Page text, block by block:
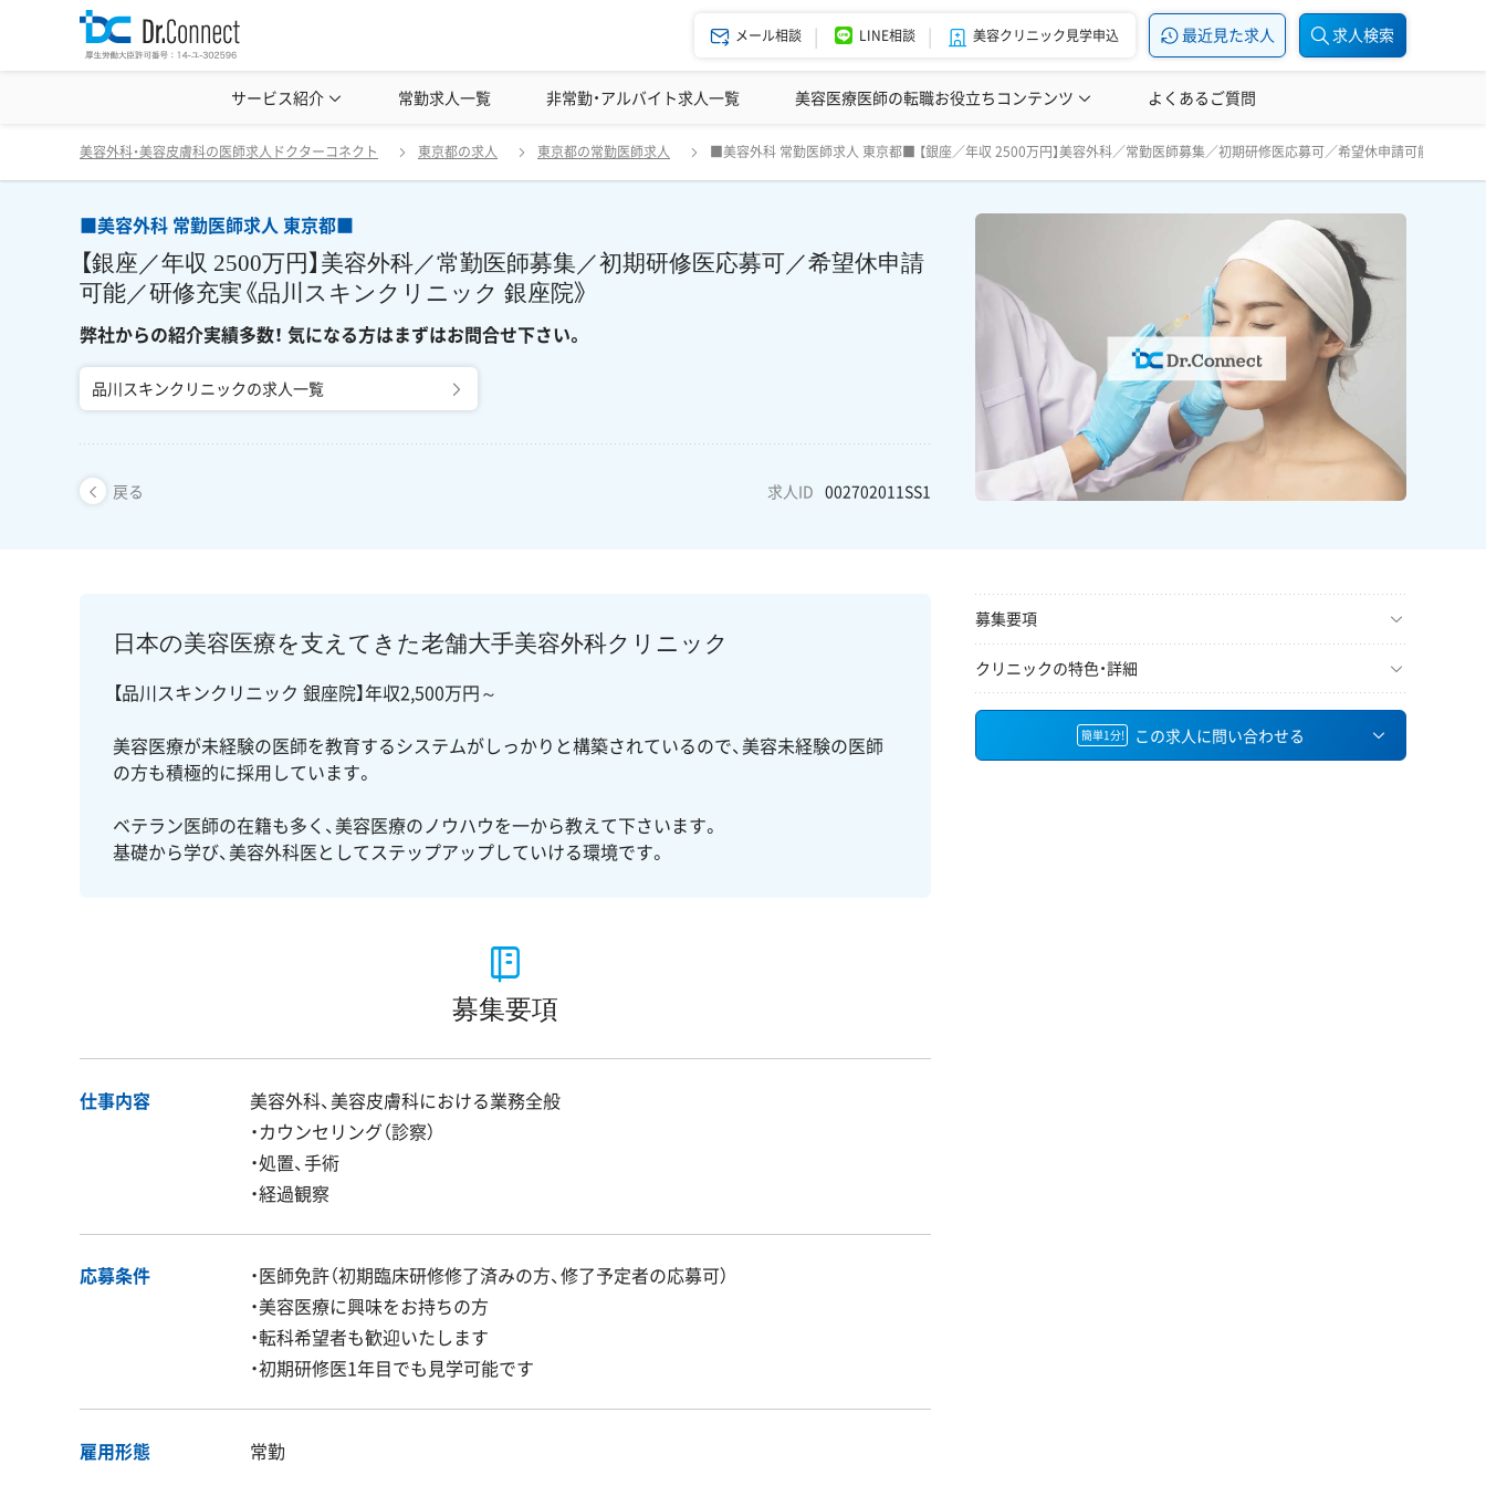
メール相談 LINE相談 美容クリニック見学申込 最近見た求人 求人検索
サービス紹介 ドクターコネクトの強み エージェント紹介
常勤求人一覧 非常勤・アルバイト求人一覧 美容医療医師の転職お役立ちコンテンツ
美容クリニック見学・研修情報 美容外科・美容皮膚科の医師転職体験談 美容クリニックインタビュー 美容医療の転職お役立ち記事 美容医療辞典
よくあるご質問
美容外科・美容皮膚科の医師求人ドクターコネクト 東京都の求人 東京都の常勤医師求人 ■美容外科 常勤医師求人 東京都■ 【銀座／年収 2500万円】美容外科／常勤医師募集／初期研修医応募可／希望休申請可能／研修
■美容外科 常勤医師求人 東京都■
【銀座／年収 2500万円】美容外科／常勤医師募集／初期研修医応募可／希望休申請
可能／研修充実《品川スキンクリニック 銀座院》
弊社からの紹介実績多数！ 気になる方はまずはお問合せ下さい。
品川スキンクリニックの求人一覧
戻る 求人ID 002702011SS1
戻る ■美容外科 常勤医師求人 東京都■ 【銀座／年収 2500万円】美容外科／常勤医師募集／初期研修医応募可／希望休申請可能／研修充実《品川スキンクリニック 銀座院》 弊社からの紹介
日本の美容医療を支えてきた老舗大手美容外科クリニック
【品川スキンクリニック 銀座院】年収2,500万円～
美容医療が未経験の医師を教育するシステムがしっかりと構築されているので、美容未経験の医師
の方も積極的に採用しています。
ベテラン医師の在籍も多く、美容医療のノウハウを一から教えて下さいます。
基礎から学び、美容外科医としてステップアップしていける環境です。
募集要項
仕事内容
美容外科、美容皮膚科における業務全般
・カウンセリング（診察）
・処置、手術
・経過観察
応募条件
・医師免許（初期臨床研修修了済みの方、修了予定者の応募可）
・美容医療に興味をお持ちの方
・転科希望者も歓迎いたします
・初期研修医1年目でも見学可能です
雇用形態 常勤
募集要項
クリニックの特色・詳細
簡単1分! この求人に問い合わせる